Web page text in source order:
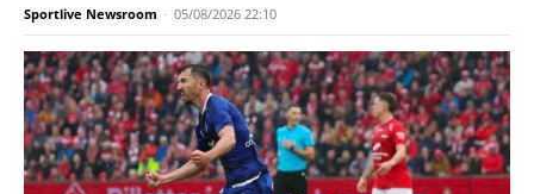
Sportlive Newsroom - 05/08/2026 22:10